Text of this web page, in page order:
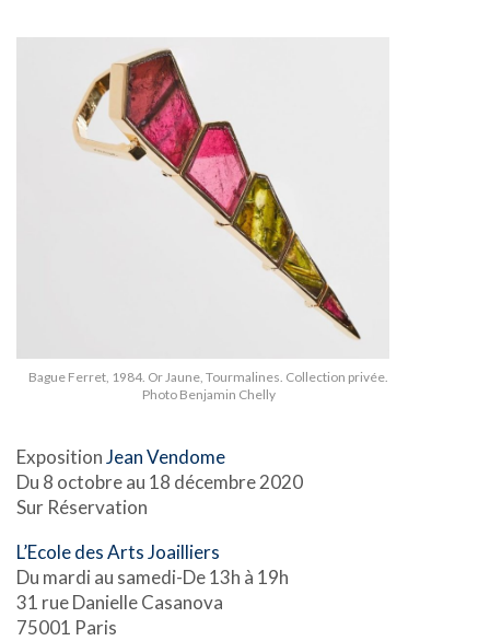
Bague Ferret, 1984. Or Jaune, Tourmalines. Collection privée.
Photo Benjamin Chelly
ExpositionJean Vendome
Du 8 octobre au 18 décembre 2020
Sur Réservation
L’Ecole des Arts Joailliers
Du mardi au samedi-De 13h à 19h
31 rue Danielle Casanova
75001 Paris